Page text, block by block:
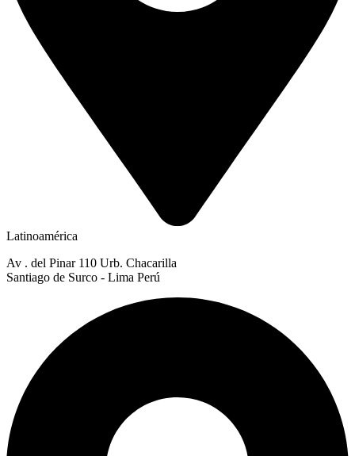
Latinoamérica
Av . del Pinar 110 Urb. Chacarilla
Santiago de Surco - Lima Perú